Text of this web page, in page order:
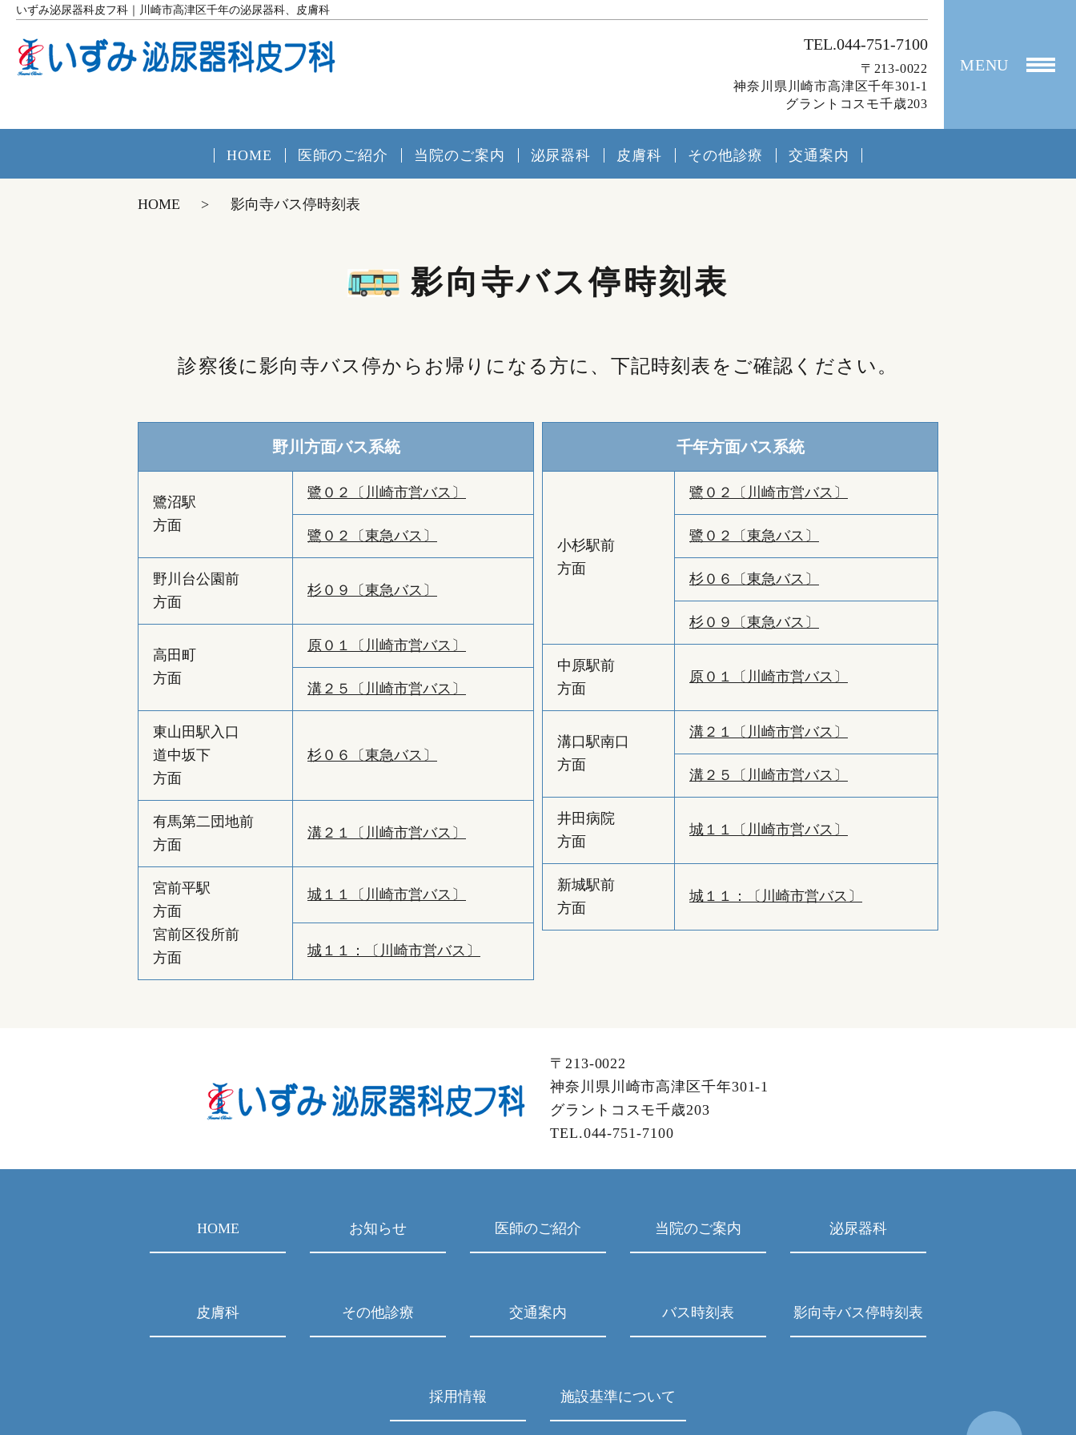
いずみ泌尿器科皮フ科｜川崎市高津区千年の泌尿器科、皮膚科
TEL.044-751-7100
〒213-0022
神奈川県川崎市高津区千年301-1
グラントコスモ千歳203
MENU
HOME 医師のご紹介 当院のご案内 泌尿器科 皮膚科 その他診療 交通案内
HOME 影向寺バス停時刻表
影向寺バス停時刻表
診察後に影向寺バス停からお帰りになる方に、下記時刻表をご確認ください。
野川方面バス系統
鷺沼駅
方面
鷺０２〔川崎市営バス〕
鷺０２〔東急バス〕
野川台公園前
方面
杉０９〔東急バス〕
高田町
方面
原０１〔川崎市営バス〕
溝２５〔川崎市営バス〕
東山田駅入口
道中坂下
方面
杉０６〔東急バス〕
有馬第二団地前
方面
溝２１〔川崎市営バス〕
宮前平駅
方面
宮前区役所前
方面
城１１〔川崎市営バス〕
城１１：〔川崎市営バス〕
千年方面バス系統
小杉駅前
方面
鷺０２〔川崎市営バス〕
鷺０２〔東急バス〕
杉０６〔東急バス〕
杉０９〔東急バス〕
中原駅前
方面
原０１〔川崎市営バス〕
溝口駅南口
方面
溝２１〔川崎市営バス〕
溝２５〔川崎市営バス〕
井田病院
方面
城１１〔川崎市営バス〕
新城駅前
方面
城１１：〔川崎市営バス〕
〒213-0022
神奈川県川崎市高津区千年301-1
グラントコスモ千歳203
TEL.044-751-7100
HOME お知らせ 医師のご紹介 当院のご案内 泌尿器科
皮膚科 その他診療 交通案内 バス時刻表 影向寺バス停時刻表
採用情報 施設基準について